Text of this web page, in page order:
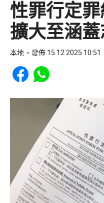
性罪行定
擴大至涵
本地 發佈 15.12.2025 10:51
Share to Facebook
Share to WhatsApp